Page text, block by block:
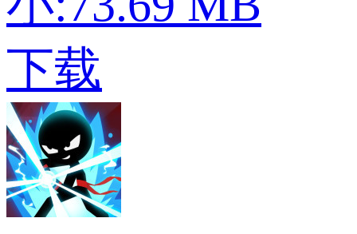
下载